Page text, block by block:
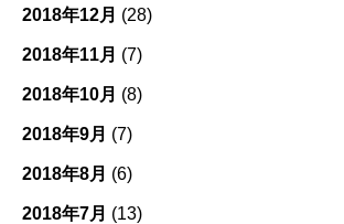
2018年12月 (28)
2018年11月 (7)
2018年10月 (8)
2018年9月 (7)
2018年8月 (6)
2018年7月 (13)